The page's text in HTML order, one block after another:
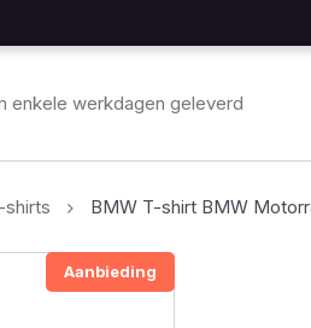
enkele werkdagen geleverd
shirts BMW T-shirt BMW
Aanbieding